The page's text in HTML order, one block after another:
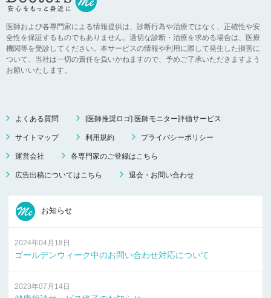
医師および各専門家による情報提供は、診断行為や治療ではなく、正確性や安
全性を保証するものでもありません。適切な診断・治療を求める場合は、医療
機関等を受診してください。本サービスの情報や利用に際して発生した損害に
ついて、当社は一切の責任を負いかねますので、予めご了承いただきますよう
お願いいたします。
よくある質問 [医師推奨ロゴ] 医師モニター評価サービス
サイトマップ 利用規約 プライバシーポリシー
運営会社 各専門家のご登録はこちら
広告出稿についてはこちら 退会・お問い合わせ
お知らせ
2024年04月18日
ゴールデンウィーク中のお問い合わせ対応について
2023年07月14日